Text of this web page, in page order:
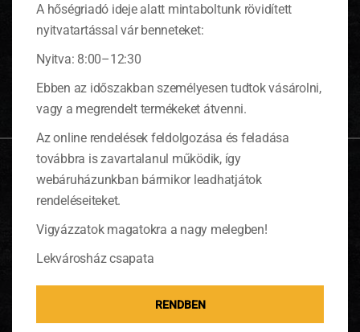
KOSÁR
0 ITEMS
Nincsenek termékek a kosárban.
OLDALTÉRKÉP
Általános Szerződési Feltételek (ÁSZF)
Információk
A hőségriadó ideje alatt mintaboltunk rövidített
nyitvatartással vár benneteket:
Nyitva: 8:00–12:30
Ebben az időszakban személyesen tudtok vásárolni,
vagy a megrendelt termékeket átvenni.
Az online rendelések feldolgozása és feladása
továbbra is zavartalanul működik, így
webáruházunkban bármikor leadhatjátok
rendeléseiteket.
Vigyázzatok magatokra a nagy melegben!
Lekvárosház csapata
RENDBEN